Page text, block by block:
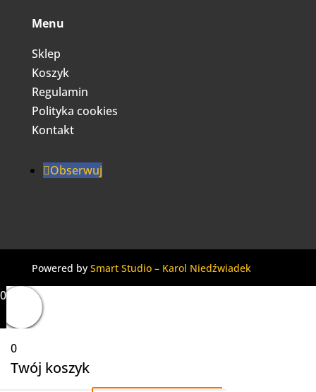
Menu
Sklep
Koszyk
Regulamin
Polityka cookies
Kontakt
Obserwuj
Powered by Smart Studio – Karol Niedźwiadek
0
0
Twój koszyk